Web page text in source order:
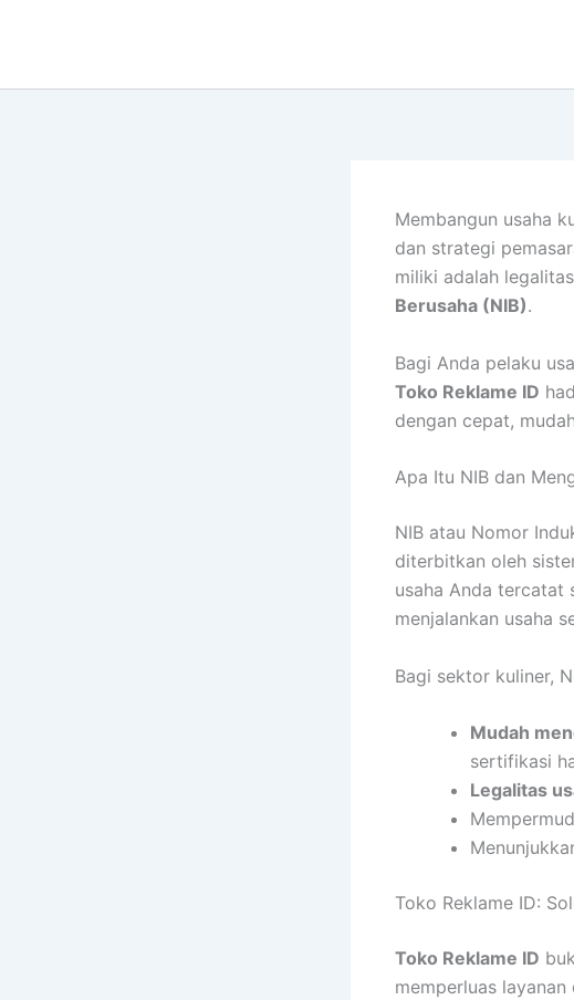
Membangun usaha
dan strategi
miliki adalah
Berusaha (NIB).
Bagi Anda pelaku
Toko Reklame ID
dengan cepat,
Apa Itu NIB dan
NIB atau Nomor
diterbitkan oleh
usaha Anda tercatat
menjalankan usaha
Bagi sektor kuliner,
Mudah
sertifikasi
Legalitas
Toko Reklame ID:
Toko Reklame ID
memperluas